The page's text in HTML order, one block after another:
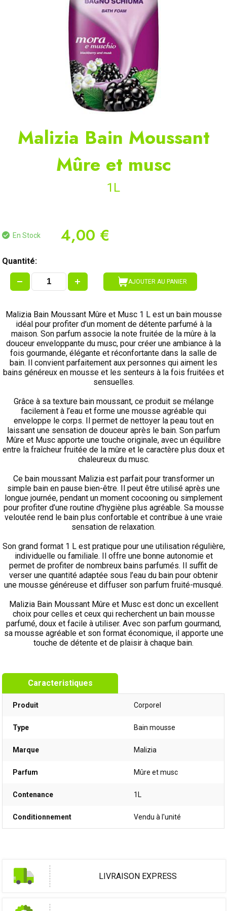
Malizia Bain Moussant
Mûre et musc
1L
En Stock 4,00 €
Quantité:
AJOUTER AU PANIER
Malizia Bain Moussant Mûre et Musc 1 L est un bain mousse
idéal pour profiter d’un moment de détente parfumé à la
maison. Son parfum associe la note fruitée de la mûre à la
douceur enveloppante du musc, pour créer une ambiance à la
fois gourmande, élégante et réconfortante dans la salle de
bain. Il convient parfaitement aux personnes qui aiment les
bains généreux en mousse et les senteurs à la fois fruitées et
sensuelles.
Grâce à sa texture bain moussant, ce produit se mélange
facilement à l’eau et forme une mousse agréable qui
enveloppe le corps. Il permet de nettoyer la peau tout en
laissant une sensation de douceur après le bain. Son parfum
Mûre et Musc apporte une touche originale, avec un équilibre
entre la fraîcheur fruitée de la mûre et le caractère plus doux et
chaleureux du musc.
Ce bain moussant Malizia est parfait pour transformer un
simple bain en pause bien-être. Il peut être utilisé après une
longue journée, pendant un moment cocooning ou simplement
pour profiter d’une routine d’hygiène plus agréable. Sa mousse
veloutée rend le bain plus confortable et contribue à une vraie
sensation de relaxation.
Son grand format 1 L est pratique pour une utilisation régulière,
individuelle ou familiale. Il offre une bonne autonomie et
permet de profiter de nombreux bains parfumés. Il suffit de
verser une quantité adaptée sous l’eau du bain pour obtenir
une mousse généreuse et diffuser son parfum fruité-musqué.
Malizia Bain Moussant Mûre et Musc est donc un excellent
choix pour celles et ceux qui recherchent un bain mousse
parfumé, doux et facile à utiliser. Avec son parfum gourmand,
sa mousse agréable et son format économique, il apporte une
touche de détente et de plaisir à chaque bain.
Caracteristiques
Produit Corporel
Type Bain mousse
Marque Malizia
Parfum Mûre et musc
Contenance 1L
Conditionnement Vendu à l'unité
LIVRAISON EXPRESS